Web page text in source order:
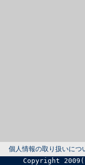
個人情報の取り扱いにつ
Copyright